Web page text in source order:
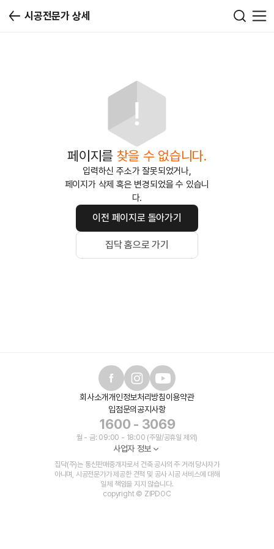
시공전문가 상세
페이지를 찾을 수 없습니다.
입력하신 주소가 잘못되었거나,
페이지가 삭제 혹은 변경되었을 수 있습니
다.
이전 페이지로 돌아가기
집닥 홈으로 가기
회사소개개인정보처리방침이용약관
입점문의 공지사항
1600 - 3069
월 - 금: 09:00 - 18:00 (주말/공휴일 제외)
사업자 정보
집닥(주)는 통신판매중개자로서 건축 공사의 주 거래 당사자가
아니며, 시공전문가가 제공한 견적 및 공사 시공 서비스에 대해
일체 책임을 지지 않습니다.
copyright © ZIPDOC